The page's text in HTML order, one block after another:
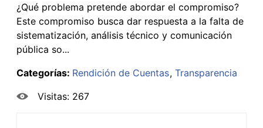
¿Qué problema pretende abordar el compromiso?
Este compromiso busca dar respuesta a la falta de
sistematización, análisis técnico y comunicación
pública so...
Categorías: Rendición de Cuentas Transparencia
Visitas: 267